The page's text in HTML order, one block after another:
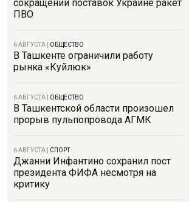
сокращении поставок Украине ракет
ПВО
6 АВГУСТА ОБЩЕСТВО
В Ташкенте ограничили работу
рынка «Куйлюк»
6 АВГУСТА ОБЩЕСТВО
В Ташкентской области произошел
прорыв пульпопровода АГМК
6 АВГУСТА СПОРТ
Джанни Инфантино сохранил пост
президента ФИФА несмотря на
критику